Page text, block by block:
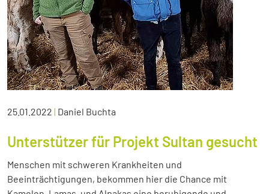
25.01.2022 | Daniel Buchta
Unterstützer für Projekt Sultan gesucht
Menschen mit schweren Krankheiten und
Beeinträchtigungen, bekommen hier die Chance mit